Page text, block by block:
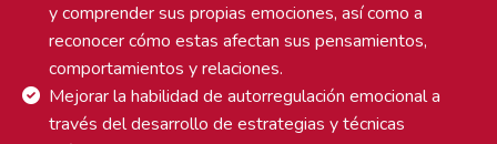
y comprender sus propias emociones, así como a
reconocer cómo estas afectan sus pensamientos,
comportamientos y relaciones.
Mejorar la habilidad de autorregulación emocional a
través del desarrollo de estrategias y técnicas